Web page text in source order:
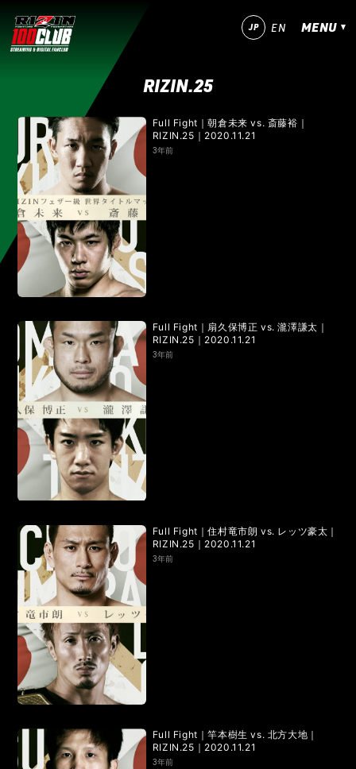
JP EN MENU
今すぐ登録！ ログイン
MATCHES
IZAの舞 SARABAの宴
RIZIN師走の超強者祭り
超RIZIN.4 真夏の喧嘩祭り
超RIZIN.2 超RIZIN
RIZIN.54 RIZIN.53 RIZIN.52 RIZIN.51
RIZIN.50 RIZIN DECADE【 雷神番外地 / RIZIN.49 】
RIZIN.48 RIZIN.47
RIZIN.44 RIZIN.43
RIZIN.40 RIZIN.39
RIZIN.32 RIZIN.31 RIZIN.30
RIZIN.28 RIZIN.27
RIZIN.24 RIZIN.23
RIZIN.20 RIZIN.19
RIZIN.10 RIZIN.9
RIZIN.25
Full Fight｜朝倉未来 vs. 斎藤裕｜
RIZIN.25｜2020.11.21
3年前
Full Fight｜扇久保博正 vs. 瀧澤謙太｜
RIZIN.25｜2020.11.21
3年前
Full Fight｜住村竜市朗 vs. レッツ豪太｜
RIZIN.25｜2020.11.21
3年前
Full Fight｜竿本樹生 vs. 北方大地｜
RIZIN.25｜2020.11.21
3年前